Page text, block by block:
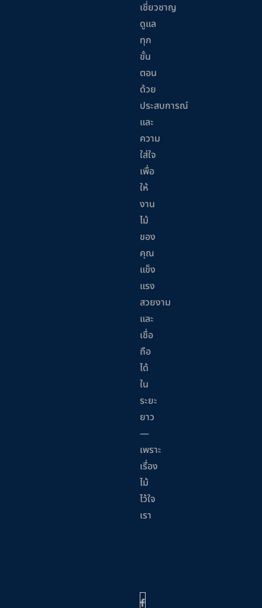
เชี่ยวชาญ
ดูแล
ทุก
ขั้น
ตอน
ด้วย
ประสบการณ์
และ
ความ
ใส่ใจ
เพื่อ
ให้
งาน
ไม้
ของ
คุณ
แข็ง
แรง
สวยงาม
และ
เชื่อ
ถือ
ได้
ใน
ระยะ
ยาว
—
เพราะ
เรื่อง
ไม้
ไว้ใจ
เรา